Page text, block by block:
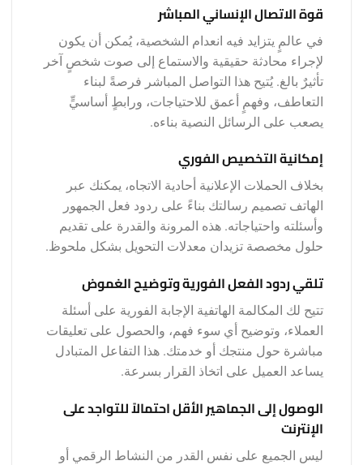
قوة الاتصال الإنساني المباشر
في عالمٍ يتزايد فيه انعدام الشخصية، يُمكن أن يكون
لإجراء محادثة حقيقية والاستماع إلى صوت شخصٍ آخر
تأثيرٌ بالغ. يُتيح هذا التواصل المباشر فرصةً لبناء
التعاطف، وفهمٍ أعمق للاحتياجات، ورابطٍ أساسيٍّ
يصعب على الرسائل النصية بناءه.
إمكانية التخصيص الفوري
بخلاف الحملات الإعلانية أحادية الاتجاه، يمكنك عبر
الهاتف تصميم رسالتك بناءً على ردود فعل الجمهور
وأسئلته واحتياجاته. هذه المرونة والقدرة على تقديم
حلول مخصصة تزيدان معدلات التحويل بشكل ملحوظ.
تلقي ردود الفعل الفورية وتوضيح الغموض
تتيح لك المكالمة الهاتفية الإجابة الفورية على أسئلة
العملاء، وتوضيح أي سوء فهم، والحصول على تعليقات
مباشرة حول منتجك أو خدمتك. هذا التفاعل المتبادل
يساعد العميل على اتخاذ القرار بسرعة.
الوصول إلى الجماهير الأقل احتمالاً للتواجد على
الإنترنت
ليس الجميع على نفس القدر من النشاط الرقمي أو